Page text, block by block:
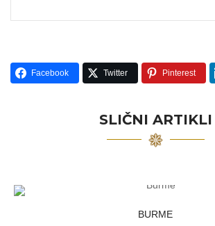
Facebook Twitter Pinterest
SLIČNI ARTIKLI
BURME